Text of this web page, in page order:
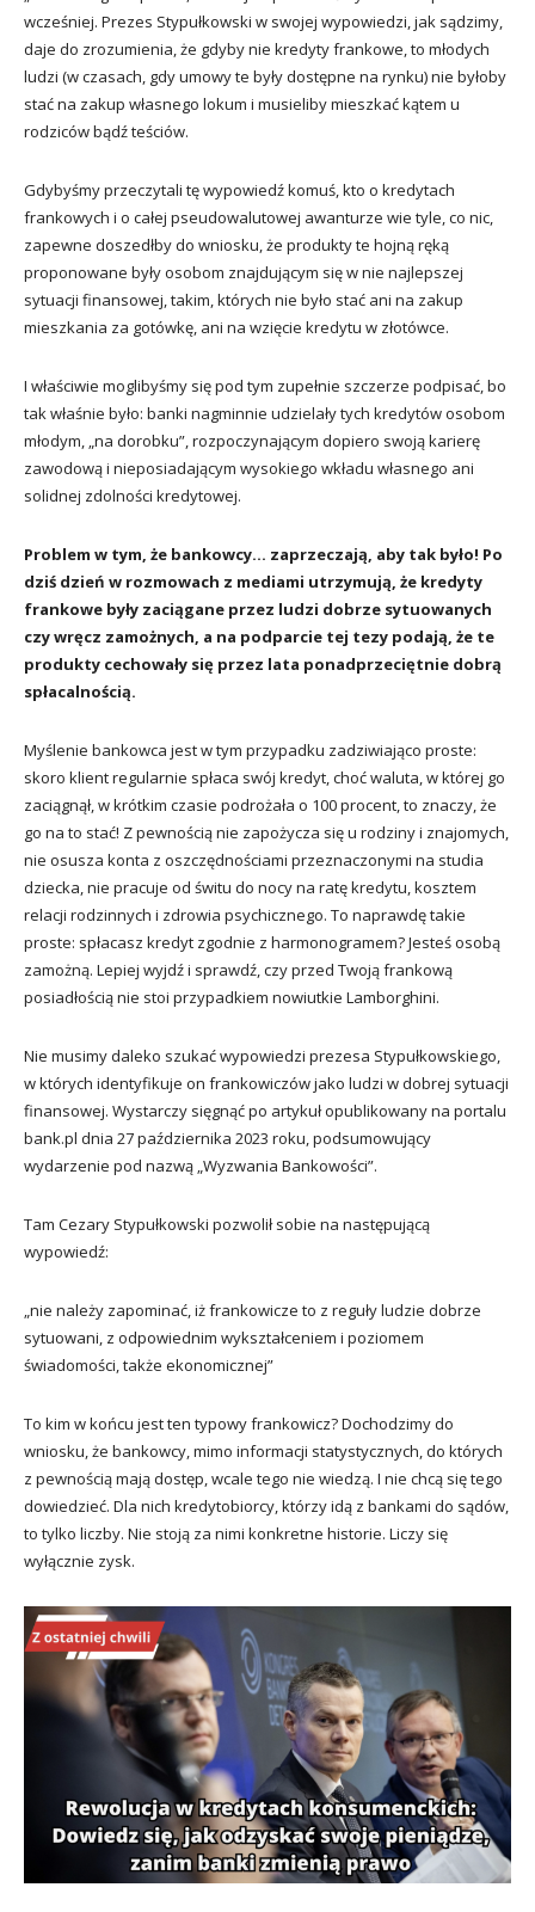
wcześniej. Prezes Stypułkowski w swojej wypowiedzi, jak sądzimy,
daje do zrozumienia, że gdyby nie kredyty frankowe, to młodych
ludzi (w czasach, gdy umowy te były dostępne na rynku) nie byłoby
stać na zakup własnego lokum i musieliby mieszkać kątem u
rodziców bądź teściów.
Gdybyśmy przeczytali tę wypowiedź komuś, kto o kredytach
frankowych i o całej pseudowalutowej awanturze wie tyle, co nic,
zapewne doszedłby do wniosku, że produkty te hojną ręką
proponowane były osobom znajdującym się w nie najlepszej
sytuacji finansowej, takim, których nie było stać ani na zakup
mieszkania za gotówkę, ani na wzięcie kredytu w złotówce.
I właściwie moglibyśmy się pod tym zupełnie szczerze podpisać, bo
tak właśnie było: banki nagminnie udzielały tych kredytów osobom
młodym, „na dorobku”, rozpoczynającym dopiero swoją karierę
zawodową i nieposiadającym wysokiego wkładu własnego ani
solidnej zdolności kredytowej.
Problem w tym, że bankowcy… zaprzeczają, aby tak było! Po
dziś dzień w rozmowach z mediami utrzymują, że kredyty
frankowe były zaciągane przez ludzi dobrze sytuowanych
czy wręcz zamożnych, a na podparcie tej tezy podają, że te
produkty cechowały się przez lata ponadprzeciętnie dobrą
spłacalnością.
Myślenie bankowca jest w tym przypadku zadziwiająco proste:
skoro klient regularnie spłaca swój kredyt, choć waluta, w której go
zaciągnął, w krótkim czasie podrożała o 100 procent, to znaczy, że
go na to stać! Z pewnością nie zapożycza się u rodziny i znajomych,
nie osusza konta z oszczędnościami przeznaczonymi na studia
dziecka, nie pracuje od świtu do nocy na ratę kredytu, kosztem
relacji rodzinnych i zdrowia psychicznego. To naprawdę takie
proste: spłacasz kredyt zgodnie z harmonogramem? Jesteś osobą
zamożną. Lepiej wyjdź i sprawdź, czy przed Twoją frankową
posiadłością nie stoi przypadkiem nowiutkie Lamborghini.
Nie musimy daleko szukać wypowiedzi prezesa Stypułkowskiego,
w których identyfikuje on frankowiczów jako ludzi w dobrej sytuacji
finansowej. Wystarczy sięgnąć po artykuł opublikowany na portalu
bank.pl dnia 27 października 2023 roku, podsumowujący
wydarzenie pod nazwą „Wyzwania Bankowości”.
Tam Cezary Stypułkowski pozwolił sobie na następującą
wypowiedź:
„nie należy zapominać, iż frankowicze to z reguły ludzie dobrze
sytuowani, z odpowiednim wykształceniem i poziomem
świadomości, także ekonomicznej”
To kim w końcu jest ten typowy frankowicz? Dochodzimy do
wniosku, że bankowcy, mimo informacji statystycznych, do których
z pewnością mają dostęp, wcale tego nie wiedzą. I nie chcą się tego
dowiedzieć. Dla nich kredytobiorcy, którzy idą z bankami do sądów,
to tylko liczby. Nie stoją za nimi konkretne historie. Liczy się
wyłącznie zysk.